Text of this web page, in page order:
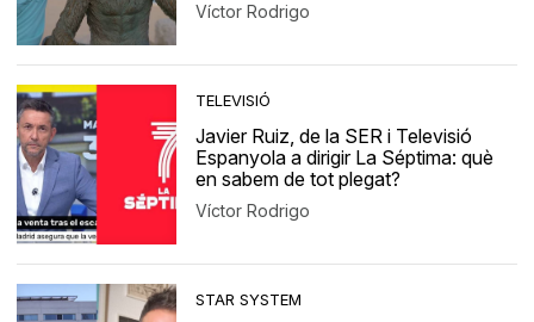
Víctor Rodrigo
TELEVISIÓ
Javier Ruiz, de la SER i Televisió
Espanyola a dirigir La Séptima: què
en sabem de tot plegat?
Víctor Rodrigo
STAR SYSTEM